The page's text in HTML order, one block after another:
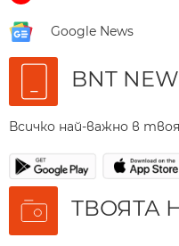
Google News
BNT
Всичко най-важно в
ТВОЯТА